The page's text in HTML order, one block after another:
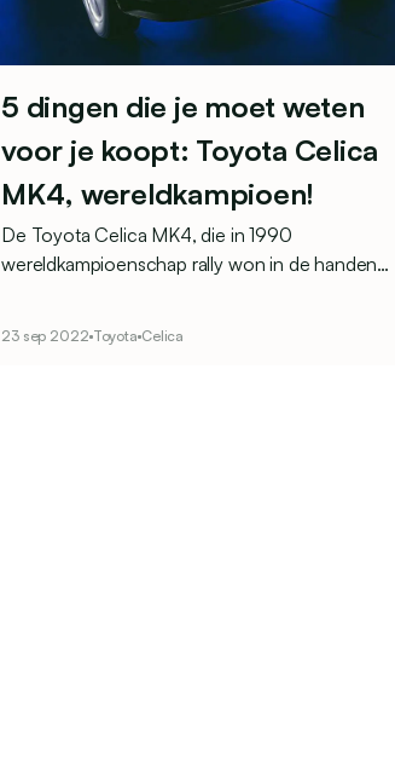
5 dingen die je moet weten
voor je koopt: Toyota Celica
MK4, wereldkampioen!
De Toyota Celica MK4, die in 1990
wereldkampioenschap rally won in de handen
geproduceerde exemplaren minstens 30 jaar
23 sep 2022 Toyota Celica